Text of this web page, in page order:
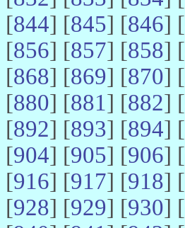
[844] [845] [846] [
[856] [857] [858] [
[868] [869] [870] [
[880] [881] [882] [
[892] [893] [894] [
[904] [905] [906] [
[916] [917] [918] [
[928] [929] [930] [